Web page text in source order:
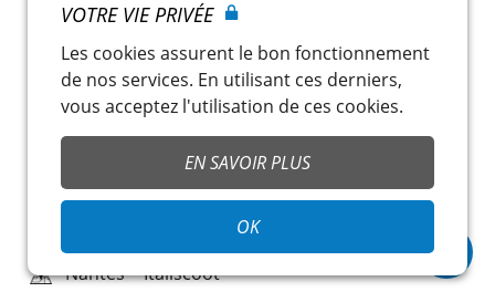
QJ MOTOR SRT 700 SX TOURING
Nantes~Italiscoot
VOTRE VIE PRIVÉE
Les cookies assurent le bon fonctionnement
de nos services. En utilisant ces derniers,
vous acceptez l'utilisation de ces cookies.
EN SAVOIR PLUS
OK